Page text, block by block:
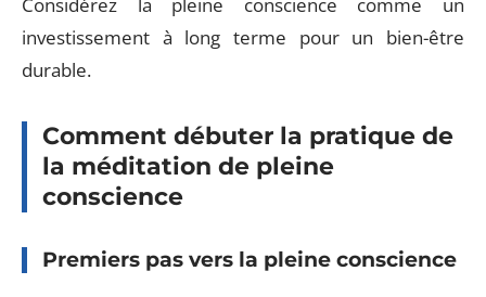
investissement à long terme pour un bien-être
durable.
Comment débuter la pratique de
la méditation de pleine
conscience
Premiers pas vers la pleine conscience